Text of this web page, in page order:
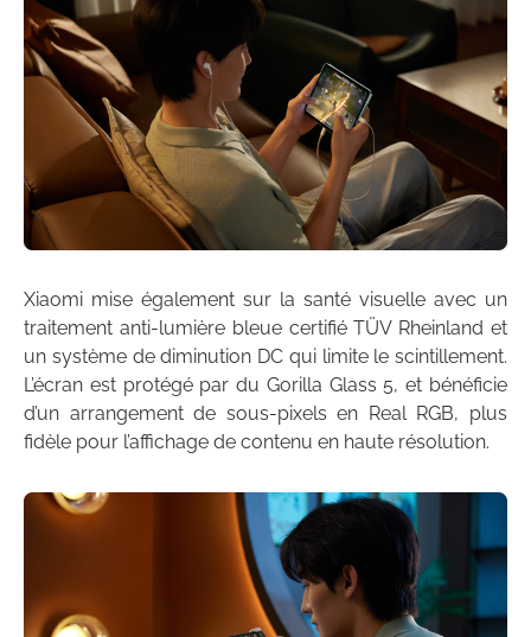
Xiaomi mise également sur la santé visuelle avec un
traitement anti-lumière bleue certifié TÜV Rheinland et
un système de diminution DC qui limite le scintillement.
L’écran est protégé par du Gorilla Glass 5, et bénéficie
d’un arrangement de sous-pixels en Real RGB, plus
fidèle pour l’affichage de contenu en haute résolution.